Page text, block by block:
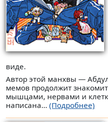
виде.
Автор этой манхвы —
мемов продолжит
мышцами, нервами и
написана... (Подробнее)